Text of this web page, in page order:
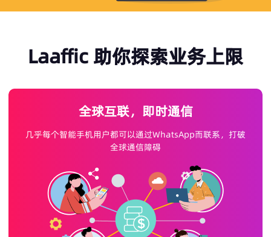
Laaffic 助你探索业务上限
全球互联，即时通信
几乎每个智能手机用户都可以通过WhatsApp而联系，打破
全球通信障碍